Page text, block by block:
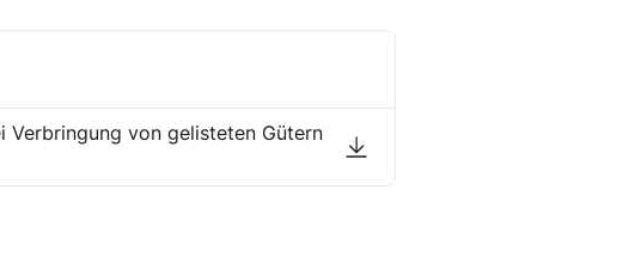
Verbringung von gelisteten Gütern